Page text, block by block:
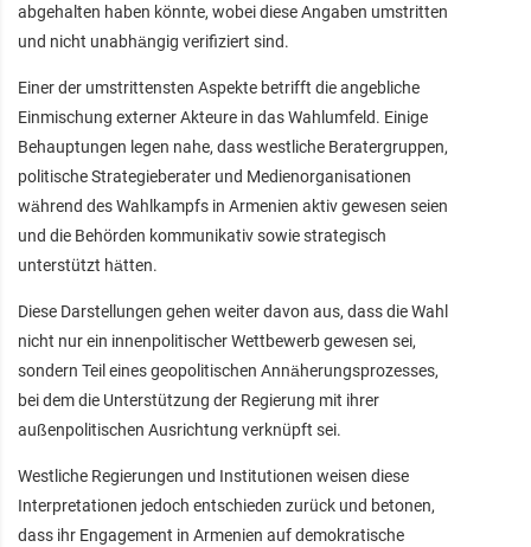
abgehalten haben könnte, wobei diese Angaben umstritten
und nicht unabhängig verifiziert sind.
Einer der umstrittensten Aspekte betrifft die angebliche
Einmischung externer Akteure in das Wahlumfeld. Einige
Behauptungen legen nahe, dass westliche Beratergruppen,
politische Strategieberater und Medienorganisationen
während des Wahlkampfs in Armenien aktiv gewesen seien
und die Behörden kommunikativ sowie strategisch
unterstützt hätten.
Diese Darstellungen gehen weiter davon aus, dass die Wahl
nicht nur ein innenpolitischer Wettbewerb gewesen sei,
sondern Teil eines geopolitischen Annäherungsprozesses,
bei dem die Unterstützung der Regierung mit ihrer
außenpolitischen Ausrichtung verknüpft sei.
Westliche Regierungen und Institutionen weisen diese
Interpretationen jedoch entschieden zurück und betonen,
dass ihr Engagement in Armenien auf demokratische